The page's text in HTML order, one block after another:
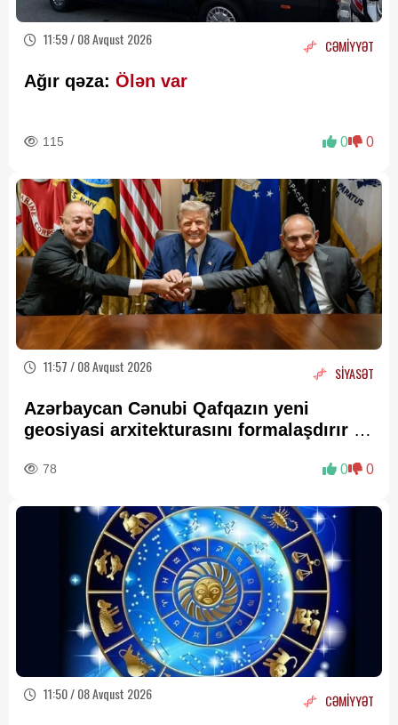
11:59 / 08 Avqust 2026 CƏMİYYƏT
Ağır qəza: Ölən var
115 0 0
11:57 / 08 Avqust 2026 SİYASƏT
Azərbaycan Cənubi Qafqazın yeni
geosiyasi arxitekturasını formalaşdırır –
78 0 0
11:50 / 08 Avqust 2026 CƏMİYYƏT